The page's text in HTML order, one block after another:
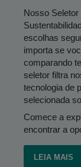
Nosso
escolhas
importa se
comparando
seletor filtra
tecnologia de
selecionada
Comece a
encontrar a
LEIA MAIS